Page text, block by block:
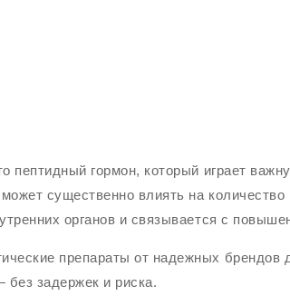
пептидный гормон, который играет
существенно влиять на
органов и связывается с
препараты от надежных брендов
без задержек и риска.